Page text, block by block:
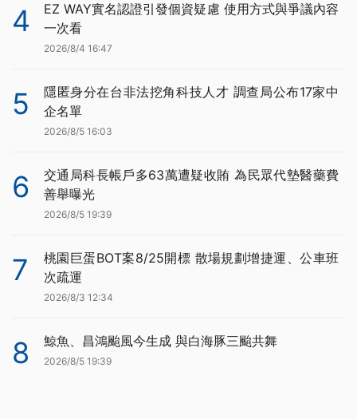
4
EZ WAY實名認證引發個資疑慮 使用方式與爭議內容
一次看
2026/8/4 16:47
5
隱匿身分在台非法挖角科技人才 調查局公布17家中
企名單
2026/8/5 16:03
6
交通局科長帳戶多63萬遭疑收賄 為民眾代墊醫藥費
善舉曝光
2026/8/5 19:39
7
桃園巨蛋BOT案8/25開標 散場規劃增捷運、公車班
次疏運
2026/8/3 12:34
8 鯨魚、昌鴻颱風今生成 與白海豚三颱共舞
2026/8/5 19:39